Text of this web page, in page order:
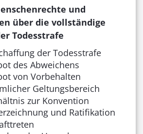
und
über die vollständige
Todesstrafe
der Todesstrafe
des Abweichens
von Vorbehalten
Geltungsbereich
zur Konvention
und Ratifikation